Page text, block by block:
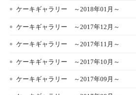
ケーキギャラリー ～2018年01月～
ケーキギャラリー ～2017年12月～
ケーキギャラリー ～2017年11月～
ケーキギャラリー ～2017年10月～
ケーキギャラリー ～2017年09月～